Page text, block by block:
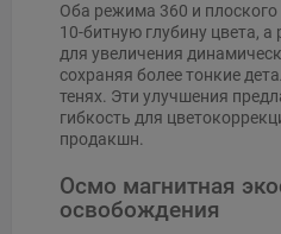
Оба режима 360 и
10-битную глубину цвета,
для увеличения
сохраняя более тонкие
тенях. Эти улучшения
гибкость для
продакшн.
Осмо магнитная
освобождения